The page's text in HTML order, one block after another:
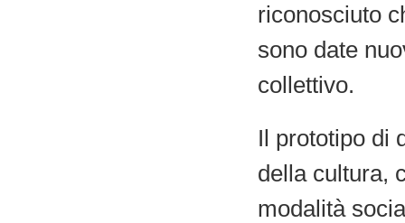
riconosciuto
sono date
collettivo.
Il prototipo di
della cultura,
modalità